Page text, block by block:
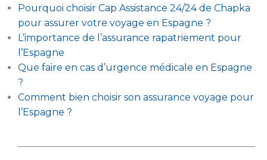
Pourquoi choisir Cap Assistance 24/24 de Chapka
pour assurer votre voyage en Espagne ?
L’importance de l’assurance rapatriement pour
l’Espagne
Que faire en cas d’urgence médicale en Espagne
?
Comment bien choisir son assurance voyage pour
l’Espagne ?